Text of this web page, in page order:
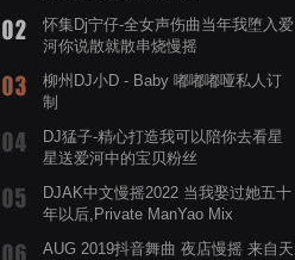
怀集Dj宁仔-全女声伤曲当年我堕入爱
河你说散就散串烧慢摇
柳州DJ小D - Baby 嘟嘟嘟哑私人订
制
DJ猛子-精心打造我可以陪你去看星
星送爱河中的宝贝粉丝
DJAK中文慢摇2022 当我娶过她五十
年以后,Private ManYao Mix
AUG 2019抖音舞曲 夜店慢摇 来自天